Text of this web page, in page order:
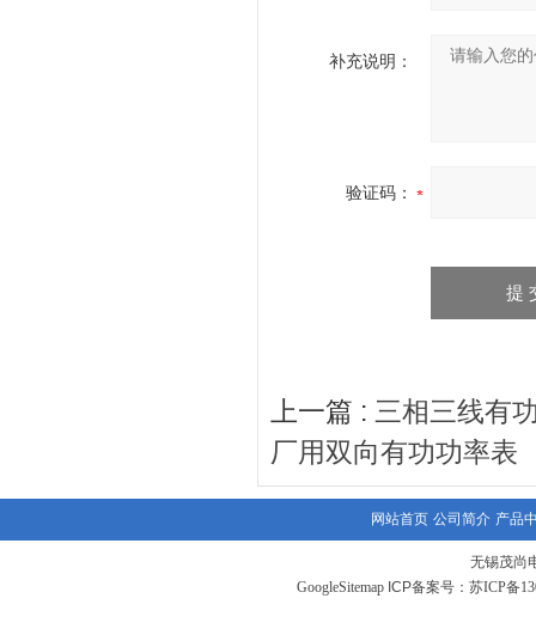
补充说明：
验证码：
上一篇 : 三相三线有
厂用双向有功功率表
网站首页 公司简介 产品
无锡茂尚
GoogleSitemapICP备案号： 苏ICP备